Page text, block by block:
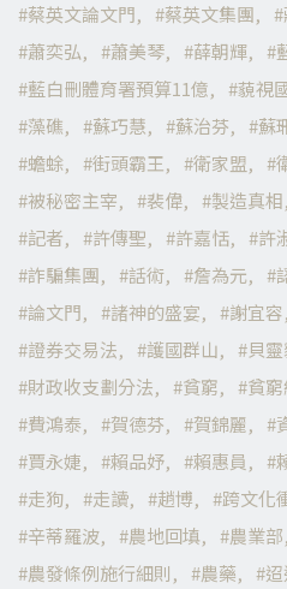
蔡英文論文門
蔡英文集團
蕭奕弘
蕭美琴 薛朝輝
藍白刪體育署預算11億
藐視
藻礁
蘇巧慧 蘇治芬 蘇
蟾蜍
街頭霸王 衛家盟
被秘密主宰
裴偉 製造真相
記者
許傳聖 許嘉恬 許
詐騙集團
話術 詹為元
論文門
諸神的盛宴 謝宜容
證券交易法
護國群山 貝
財政收支劃分法
貧窮 貧
費鴻泰
賀德芬 賀錦麗
賈永婕
賴品妤 賴惠員
走狗
走讀 趙博 跨文化
辛蒂羅波
農地回填 農業部
農發條例施行細則
農藥